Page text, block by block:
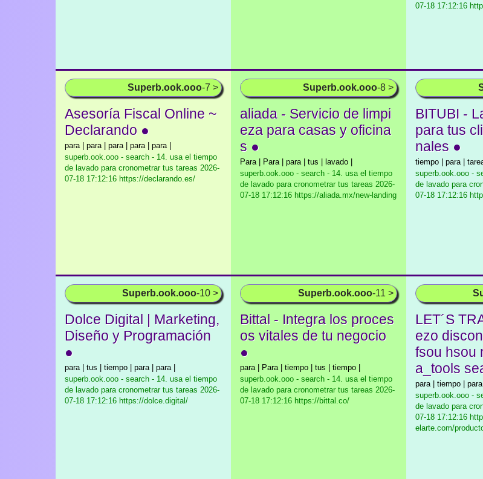
07-18 17:12:16
Superb.ook.ooo-7 >
Asesoría Fiscal Online ~
Declarando ●
para | para | para | para | para |
superb.ook.ooo - search - 14. usa el tiempo
de lavado para cronometrar tus tareas 2026-
07-18 17:12:16 https://declarando.es/
Superb.ook.ooo-8 >
aliada - Servicio de limpi
eza para casas y oficina
s ●
Para | Para | para | tus | lavado |
superb.ook.ooo - search - 14. usa el tiempo
de lavado para cronometrar tus tareas 2026-
07-18 17:12:16 https://aliada.mx/new-landing
BITUBI -
para tus
nales ●
tiempo | para |
superb.ook.ooo -
de lavado para
07-18 17:12:16
Superb.ook.ooo-10 >
Dolce Digital | Marketing,
Diseño y Programación
●
para | tus | tiempo | para | para |
superb.ook.ooo - search - 14. usa el tiempo
de lavado para cronometrar tus tareas 2026-
07-18 17:12:16 https://dolce.digital/
Superb.ook.ooo-11 >
Bittal - Integra los proces
os vitales de tu negocio
●
para | Para | tiempo | tus | tiempo |
superb.ook.ooo - search - 14. usa el tiempo
de lavado para cronometrar tus tareas 2026-
07-18 17:12:16 https://bittal.co/
LET´S
ezo
fsou hsou
a_tools
para | tiempo | para
superb.ook.ooo -
de lavado para
07-18 17:12:16
elarte.com/